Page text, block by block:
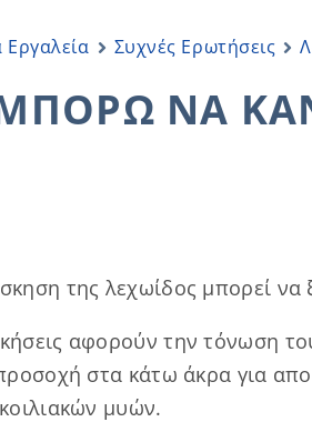
Συχνές Ερωτήσεις
ΝΑ
της λεχωίδος μπορεί να
αφορούν την τόνωση
προσοχή στα κάτω άκρα για
μυών.